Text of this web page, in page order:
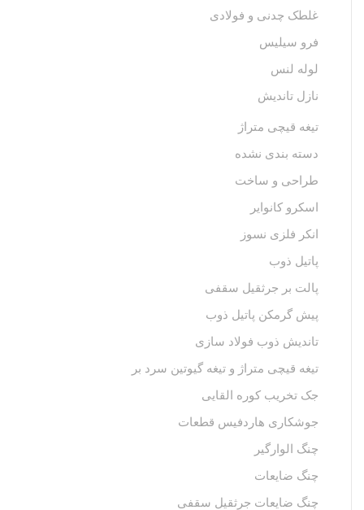
غلطک چدنی و فولادی
فرو سیلیس
لوله لنس
نازل تاندیش
تیغه قیچی متراژ
دسته بندی نشده
طراحی و ساخت
اسکرو کانوایر
انکر فلزی نسوز
پاتیل ذوب
پالت بر جرثقیل سقفی
پیش گرمکن پاتیل ذوب
تاندیش ذوب فولاد سازی
تیغه قیچی متراژ و تیغه گیوتین سرد بر
جک تخریب کوره القایی
جوشکاری هاردفیس قطعات
چنگ الوارگیر
چنگ ضایعات
چنگ ضایعات جرثقیل سقفی